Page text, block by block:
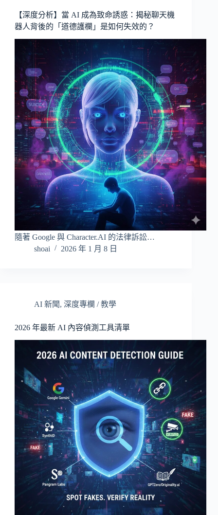
【深度分析】當 AI 成為致命誘惑：揭秘聊天機
器人背後的「道德護欄」是如何失效的？
隨著 Google 與 Character.AI 的法律訴訟…
shoai
2026 年 1 月 8 日
AI 新聞, 深度專欄 / 教學
2026 年最新 AI 內容偵測工具清單